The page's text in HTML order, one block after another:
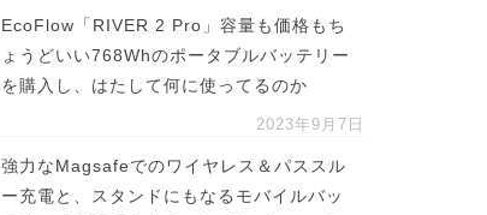
EcoFlow「RIVER 2 Pro」容量も価格もち
ょうどいい768Whのポータブルバッテリー
を購入し、はたして何に使ってるのか
2023年9月7日
強力なMagsafeでのワイヤレス＆パススル
ー充電と、スタンドにもなるモバイルバッ